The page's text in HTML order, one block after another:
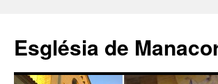
contenido
Església de